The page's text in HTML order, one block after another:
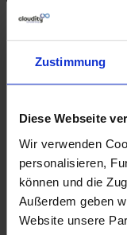
Zustimmung
Diese Webseite
Wir verwenden
personalisieren,
können und die
Außerdem geben
Website unsere
sicher, dass Ihre
nur für die
Erhaltung
Wir helfen Ihnen,
voraus zu sein.
potenzielle
stellen wir sicher,
schnell, stabil